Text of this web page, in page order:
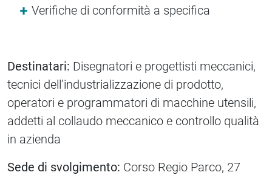
Verifiche di conformità a specifica
Destinatari: Disegnatori e progettisti meccanici,
tecnici dell’industrializzazione di prodotto,
operatori e programmatori di macchine utensili,
addetti al collaudo meccanico e controllo qualità
in azienda
Sede di svolgimento: Corso Regio Parco, 27